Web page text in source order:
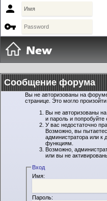


Сообщение форума
Вы не авторизованы на
странице. Это могло
Вы не авторизованы
и пароль и попробуйте
У вас недостаточно
Возможно, вы
администратора или к
функциям.
Возможно,
или вы не
Вход
Имя:
Пароль: